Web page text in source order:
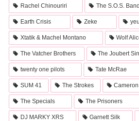
Rachel Chinouriri The S.O.S. Band
Earth Crisis Zeke
Xtatik & Machel Montano Wolf
The Vatcher Brothers The Joubert
twenty one pilots Tate McRae
SUM 41 The Strokes
The Specials The Prisoners
DJ MARKY XRS Garnett Silk